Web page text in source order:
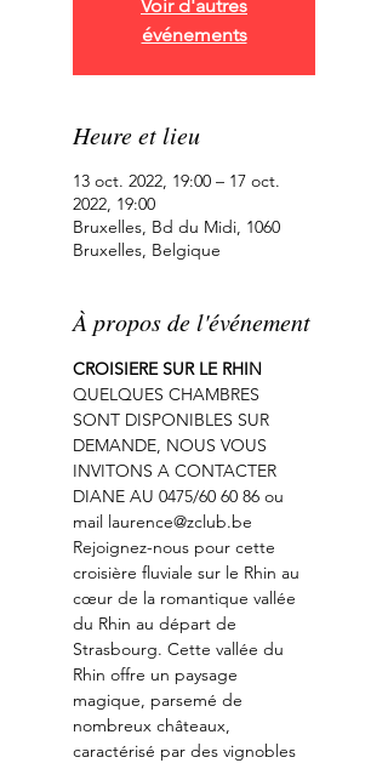
Voir d'autres
événements
Heure et lieu
13 oct. 2022, 19:00 – 17 oct.
2022, 19:00
Bruxelles, Bd du Midi, 1060
Bruxelles, Belgique
À propos de l'événement
CROISIERE SUR LE RHIN
QUELQUES CHAMBRES
SONT DISPONIBLES SUR
DEMANDE, NOUS VOUS
INVITONS A CONTACTER
DIANE AU 0475/60 60 86 ou
mail laurence@zclub.be
Rejoignez-nous pour cette
croisière fluviale sur le Rhin au
cœur de la romantique vallée
du Rhin au départ de
Strasbourg. Cette vallée du
Rhin offre un paysage
magique, parsemé de
nombreux châteaux,
caractérisé par des vignobles